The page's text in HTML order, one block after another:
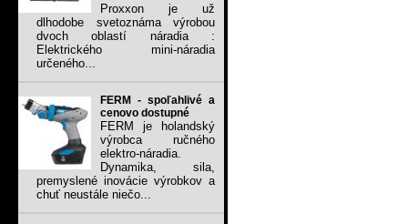
Proxxon je už
dlhodobe svetoznáma výrobou
dvoch oblastí náradia :
Elektrického mini-náradia
určeného...
FERM - spoľahlivé a
cenovo dostupné
FERM je holandský
výrobca ručného
elektro-náradia.
Dynamika, sila,
premyslené inovácie výrobkov a
chuť neustále niečo...